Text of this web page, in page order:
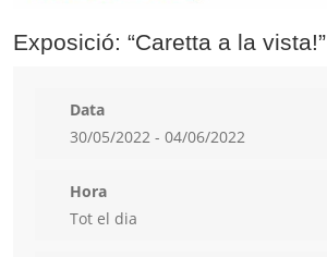
Exposició: “Caretta a la vista!”
Data
30/05/2022 - 04/06/2022
Hora
Tot el dia